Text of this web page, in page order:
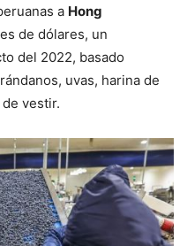
a Hong
de dólares, un
del 2022, basado
uvas, harina de
vestir.